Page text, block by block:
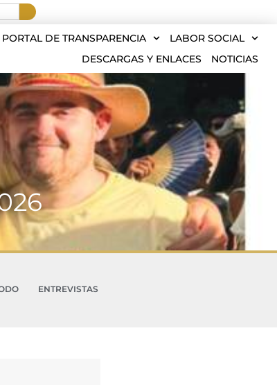
PORTAL DE TRANSPARENCIA
LABOR SOCIAL
DESCARGAS Y ENLACES
NOTICIAS
ENTREVISTAS